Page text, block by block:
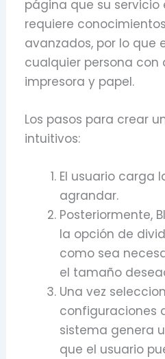
página que su
requiere
avanzados, por lo que
cualquier persona con
impresora y papel.
Los pasos para crear
intuitivos:
El usuario carga
agrandar.
Posteriormente,
la opción de
como sea
el tamaño
Una vez
configuraciones
sistema genera
que el usuario